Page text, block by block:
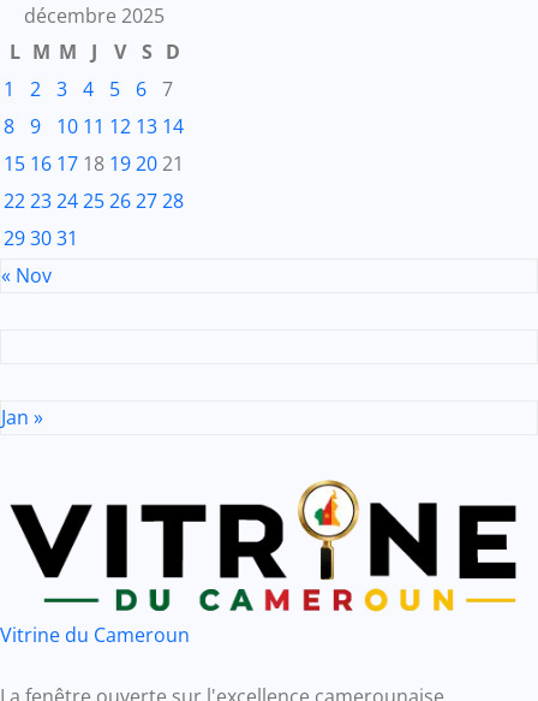
décembre 2025
L M M J V S D
1
2 3 4 5 6 7
8 9 10 11 12 13 14
15 16 17 18 192021
22232425262728
293031
« Nov
Jan »
Vitrine du Cameroun